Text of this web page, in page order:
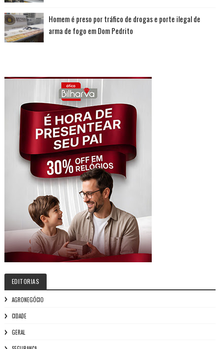
Homem é preso por tráfico de drogas e porte ilegal de
arma de fogo em Dom Pedrito
EDITORIAS
AGRONEGÓCIO
CIDADE
GERAL